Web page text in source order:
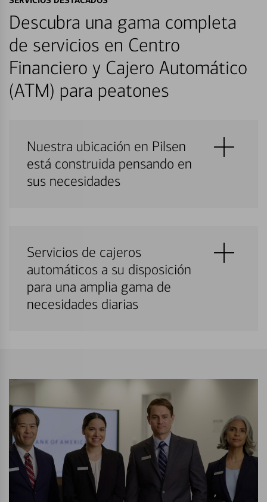
Descubra una gama completa
de servicios en Centro
Financiero y Cajero Automático
(ATM) para peatones
Nuestra ubicación en Pilsen
está construida pensando en
sus necesidades
Servicios de cajeros
automáticos a su disposición
para una amplia gama de
necesidades diarias